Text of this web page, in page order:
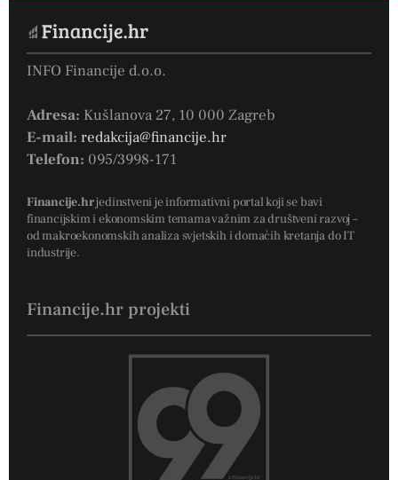
INFO Financije d.o.o.
Adresa: Kušlanova 27, 10 000 Zagreb
E-mail: redakcija@financije.hr
Telefon: 095/3998-171
Financije.hrjedinstveni je informativni portal koji se bavi
financijskim i ekonomskim temama važnim za društveni razvoj –
od makroekonomskih analiza svjetskih i domaćih kretanja do IT
industrije.
Financije.hr projekti